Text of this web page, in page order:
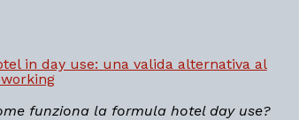
in day use: una valida alternativa al
funziona la formula hotel day use?